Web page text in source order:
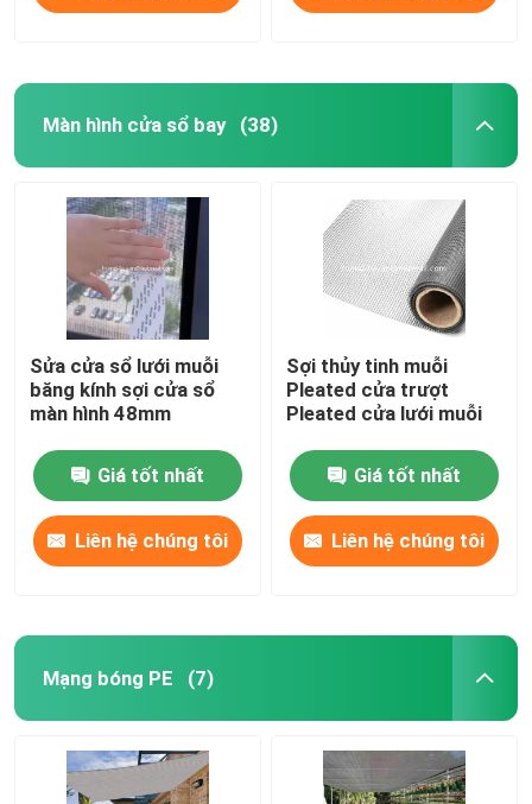
Màn hình cửa sổ bay (38)
Sửa cửa sổ lưới muỗi
băng kính sợi cửa sổ
màn hình 48mm
Giá tốt nhất
Liên hệ chúng tôi
Sợi thủy tinh muỗi
Pleated cửa trượt
Pleated cửa lưới muỗi
Giá tốt nhất
Liên hệ chúng tôi
Mạng bóng PE (7)